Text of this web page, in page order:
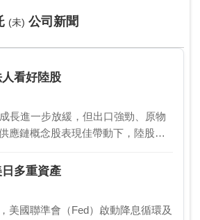
(未) 公司新聞
看好陸股
長進一步放緩，但出口強勁、原物
應鏈概念股表現佳帶動下，陸股今
分化」的格局，短期基本面仍承
多重資產
美國聯準會（Fed）啟動降息循環及